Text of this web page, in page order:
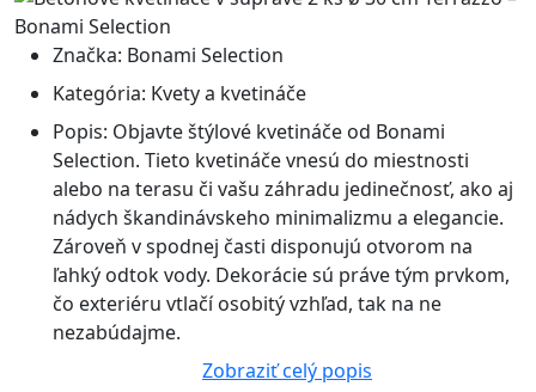
Značka: Bonami Selection
Kategória: Kvety a kvetináče
Popis: Objavte štýlové kvetináče od Bonami
Selection. Tieto kvetináče vnesú do miestnosti
alebo na terasu či vašu záhradu jedinečnosť, ako aj
nádych škandinávskeho minimalizmu a elegancie.
Zároveň v spodnej časti disponujú otvorom na
ľahký odtok vody. Dekorácie sú práve tým prvkom,
čo exteriéru vtlačí osobitý vzhľad, tak na ne
nezabúdajme.
Zobraziť celý popis